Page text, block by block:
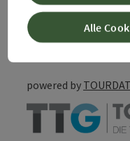
zum
PDF erstellen
powered by
Alle